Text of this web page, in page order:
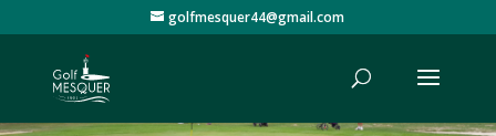
golfmesquer44@gmail.com